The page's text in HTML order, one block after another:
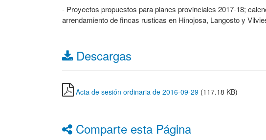
- Proyectos propuestos para planes provinciales 2017-18;
arrendamiento de fincas rusticas en Hinojosa, Langosto y
Descargas
Acta de sesión ordinaria de 2016-09-29 (117.18 KB)
Comparte esta Página